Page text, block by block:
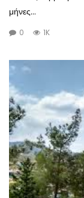
μήνες...
0 1K